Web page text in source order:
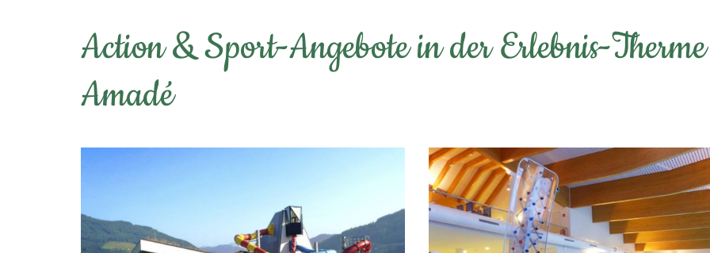
Action & Sport-Angebote in der Erlebnis-Therme
Amadé